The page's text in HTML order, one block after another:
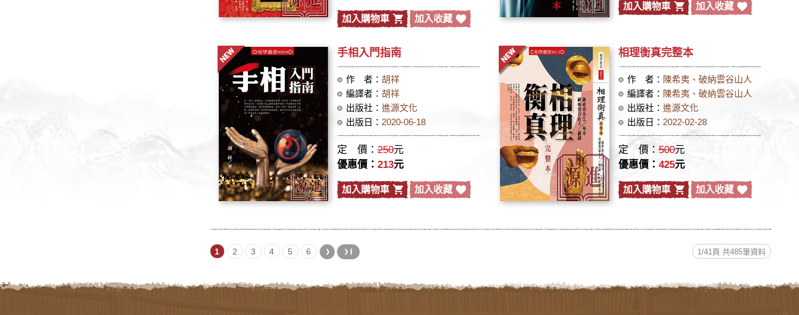
加入購物車 加入收藏
加入購物車 加入收藏
手相入門指南
作 者： 胡祥
編譯者： 胡祥
出版社： 進源文化
出版日： 2020-06-18
定 價：250元
優惠價：213元
加入購物車 加入收藏
相理衡真完整本
作 者： 陳希夷、破納雲谷山人
編譯者： 陳希夷、破納雲谷山人
出版社： 進源文化
出版日： 2022-02-28
定 價：500元
優惠價：425元
加入購物車 加入收藏
1 2 3 4 5 6 1/41頁 共485筆資料